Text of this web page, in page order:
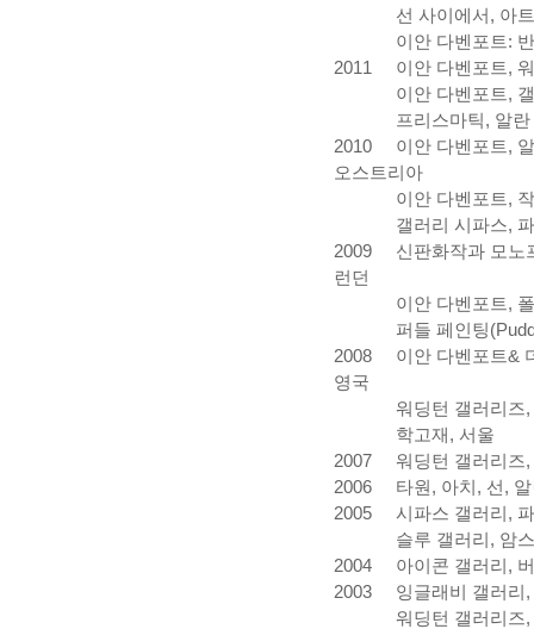
선 사이에서, 아트
이안 다벤포트:
2011 이안 다벤포트,
이안 다벤포트,
프리스마틱, 알란
2010 이안 다벤포트,
오스트리아
이안 다벤포트,
갤러리 시파스,
2009 신판화작과 모노
런던
이안 다벤포트, 폴
퍼들 페인팅
2008 이안 다벤포트&
영국
워딩턴 갤러리즈,
학고재, 서울
2007 워딩턴 갤러리즈,
2006 타원, 아치, 선,
2005 시파스 갤러리,
슬루 갤러리, 암
2004 아이콘 갤러리,
2003 잉글래비 갤러리,
워딩턴 갤러리즈,